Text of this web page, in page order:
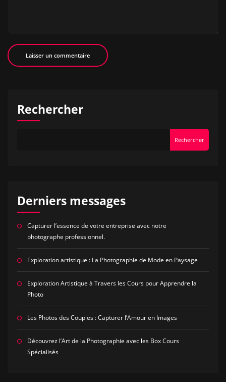
Rechercher
Rechercher
Derniers messages
Capturer l’essence de votre entreprise avec notre
photographe professionnel.
Exploration artistique : La Photographie de Mode en Paysage
Exploration Artistique à Travers les Cours pour Apprendre la
Photo
Les Photos des Couples : Capturer l’Amour en Images
Découvrez l’Art de la Photographie avec les Box Cours
Spécialisés